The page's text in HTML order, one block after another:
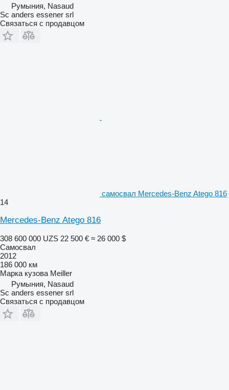
Румыния, Nasaud
Sc anders essener srl
Связаться с продавцом
самосвал Mercedes-Benz Atego 816
14
Mercedes-Benz Atego 816
308 600 000 UZS 22 500 € ≈ 26 000 $
Самосвал
2012
186 000 км
Марка кузова Meiller
Румыния, Nasaud
Sc anders essener srl
Связаться с продавцом